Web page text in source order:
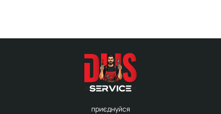
приєднуйся